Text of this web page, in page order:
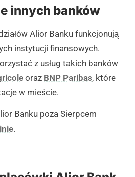
innych banków
Alior Banku funkcjonują
instytucji finansowych.
z usług takich banków
oraz BNP Paribas, które
w mieście.
Banku poza Sierpcem
.